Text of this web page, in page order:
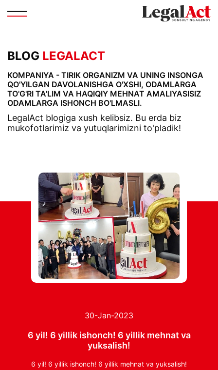
BLOG LEGALACT
KOMPANIYA - TIRIK ORGANIZM VA UNING INSONGA
QO'YILGAN DAVOLANISHGA O'XSHI, ODAMLARGA
TO'G'RI TA'LIM VA HAQIQIY MEHNAT AMALIYASISIZ
ODAMLARGA ISHONCH BO'LMASLI.
LegalAct blogiga xush kelibsiz. Bu erda biz
mukofotlarimiz va yutuqlarimizni to'pladik!
30-Jan-2023
6 yil! 6 yillik ishonch! 6 yillik mehnat va
yuksalish!
6 yil! 6 yillik ishonch! 6 yillik mehnat va yuksalish!